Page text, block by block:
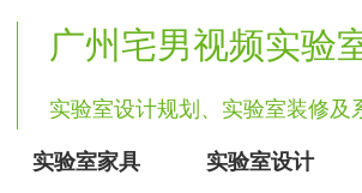
广州宅男视频实验
实验室设计规划、实验室装修
实验室家具 实验室设计